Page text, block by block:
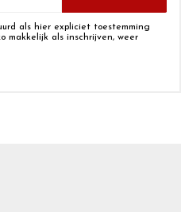
als hier expliciet toestemming
makkelijk als inschrijven, weer